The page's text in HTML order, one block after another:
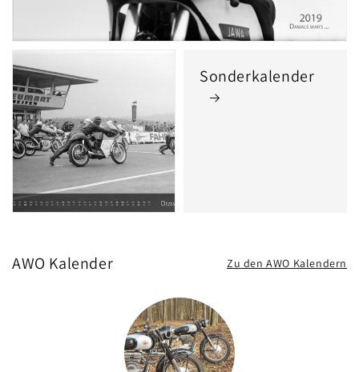
Sonderkalender
AWO Kalender Zu den AWO Kalendern